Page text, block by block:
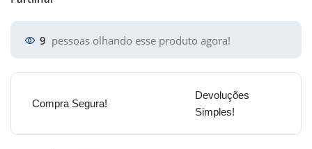
9 pessoas olhando esse produto agora!
Compra Segura!
Devoluções
Simples!